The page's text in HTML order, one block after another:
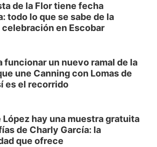
de la Flor tiene fecha
todo lo que se sabe de la
en Escobar
funcionar un nuevo ramal de la
une Canning con Lomas de
es el recorrido
López hay una muestra gratuita
de Charly García: la
que ofrece